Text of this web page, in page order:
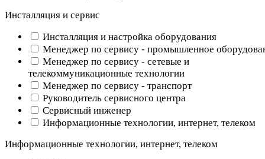
Инсталляция и сервис
Инсталляция и настройка оборудования
Менеджер по сервису - промышленное
Менеджер по сервису - сетевые и
телекоммуникационные технологии
Менеджер по сервису - транспорт
Руководитель сервисного центра
Сервисный инженер
Информационные технологии, интернет, телеком
Информационные технологии, интернет, телеком